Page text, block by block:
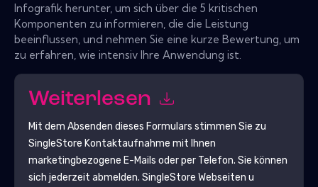
Infografik herunter, um sich über die 5 kritischen
Komponenten zu informieren, die die Leistung
beeinflussen, und nehmen Sie eine kurze Bewertung, um
zu erfahren, wie intensiv Ihre Anwendung ist.
Weiterlesen
Mit dem Absenden dieses Formulars stimmen Sie zu
SingleStore Kontaktaufnahme mit Ihnen
marketingbezogene E-Mails oder per Telefon. Sie können
sich jederzeit abmelden. SingleStore Webseiten u